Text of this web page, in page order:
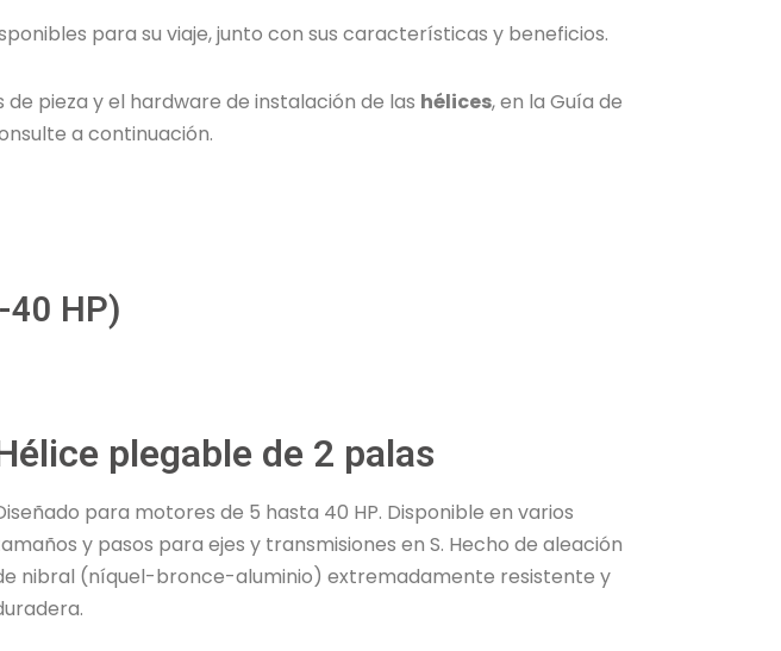
para su viaje, junto con sus características y beneficios.
de pieza y el hardware de instalación de las hélices, en la Guía de
a continuación.
40 HP)
plegable de 2 palas
para motores de 5 hasta 40 HP. Disponible en varios
y pasos para ejes y transmisiones en S. Hecho de aleación
nibral (níquel-bronce-aluminio) extremadamente resistente y